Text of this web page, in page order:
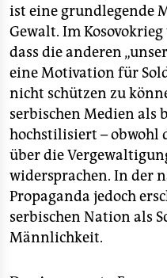
ist eine grundlegende
Gewalt. Im
dass die anderen
eine Motivation für
nicht schützen zu
serbischen Medien als
hochstilisiert – obwohl
über die
widersprachen. In der
Propaganda jedoch
serbischen Nation als
Männlichkeit.